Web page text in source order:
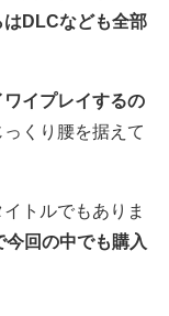
DLCなども全部
イプレイするの
くり腰を据えて
トルでもありま
回の中でも購入